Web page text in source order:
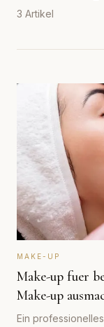
3 Artikel
MAKE-UP
Make-up fuer
Make-up
Ein